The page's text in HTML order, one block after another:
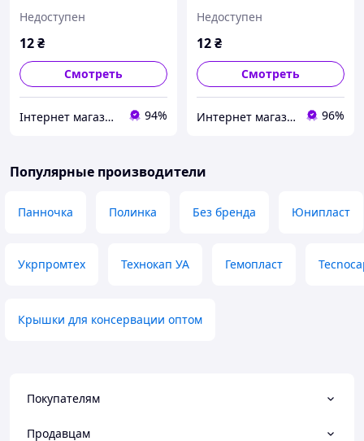
Недоступен
12₴
Смотреть
Інтернет магазин "Shop Tools" 94%
Недоступен
12₴
Смотреть
Интернет магазин "Megotools" 96%
Популярные производители
Панночка Полинка Без бренда Юнипласт
Укрпромтех Технокап УА Гемопласт
Крышки для консервации оптом
Покупателям
Продавцам